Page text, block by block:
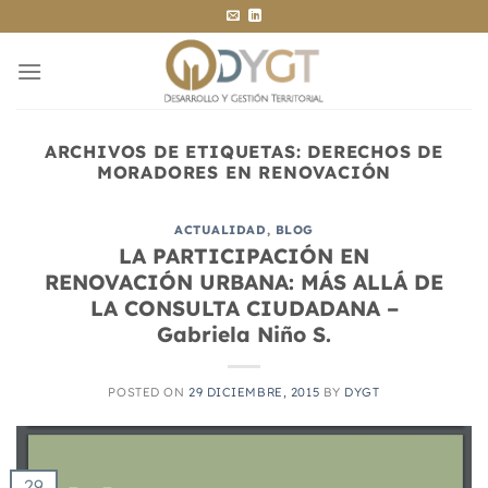
al
contenido
ARCHIVOS DE ETIQUETAS: DERECHOS DE
MORADORES EN RENOVACIÓN
ACTUALIDAD, BLOG
LA PARTICIPACIÓN EN
RENOVACIÓN URBANA: MÁS ALLÁ DE
LA CONSULTA CIUDADANA –
Gabriela Niño S.
POSTED ON 29 DICIEMBRE, 2015 BY DYGT